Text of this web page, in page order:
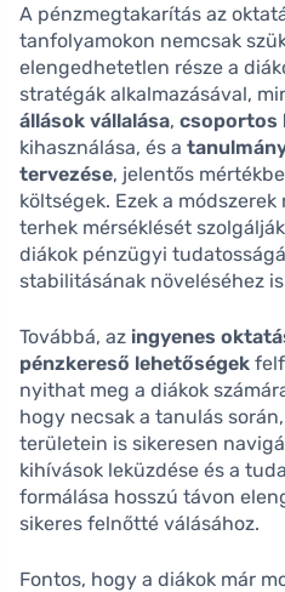
A pénzmegtakarítás az
tanfolyamokon nemcsak
elengedhetetlen része a
stratégák alkalmazásával,
állások vállalása, csoportos
kihasználása, és a
tervezése, jelentős
költségek. Ezek a
terhek mérséklését
diákok pénzügyi
stabilitásának növeléséhez
Továbbá, az ingyenes
pénzkereső lehetőségek
nyithat meg a diákok
hogy necsak a tanulás
területein is sikeresen
kihívások leküzdése és a
formálása hosszú távon
sikeres felnőtté válásához.
Fontos, hogy a diákok már